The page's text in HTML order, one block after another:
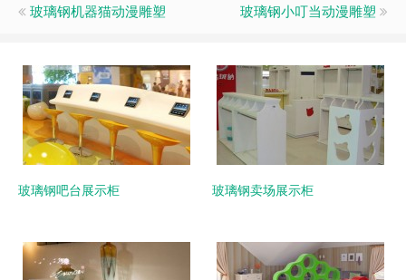
玻璃钢机器猫动漫雕塑 玻璃钢小叮当动漫雕塑
玻璃钢吧台展示柜 玻璃钢卖场展示柜